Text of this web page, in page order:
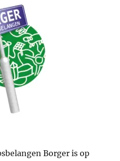
Borger is op